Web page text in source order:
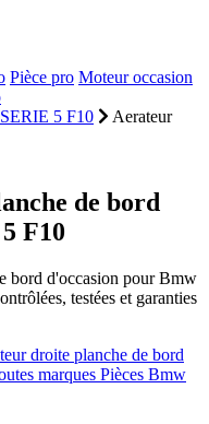
Pièce pro Moteur occasion
5 F10
Aerateur
de bord
F10
bord d'occasion pour Bmw
testées et garanties
droite planche de bord
marques Pièces Bmw